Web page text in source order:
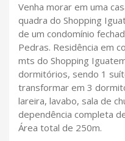
Venha morar em uma
quadra do Shopping
de um condomínio
Pedras. Residência em
mts do Shopping
dormitórios, sendo 1
transformar em 3
lareira, lavabo, sala de
dependência completa
Área total de 250m.